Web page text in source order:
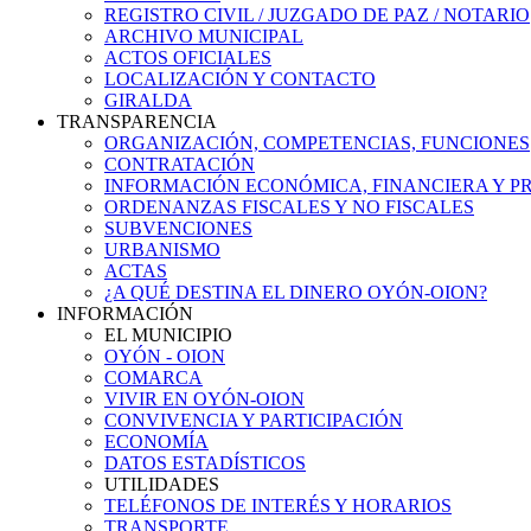
REGISTRO CIVIL / JUZGADO DE PAZ / NOTARIO
ARCHIVO MUNICIPAL
ACTOS OFICIALES
LOCALIZACIÓN Y CONTACTO
GIRALDA
TRANSPARENCIA
ORGANIZACIÓN, COMPETENCIAS, FUNCIONES
CONTRATACIÓN
INFORMACIÓN ECONÓMICA, FINANCIERA Y
ORDENANZAS FISCALES Y NO FISCALES
SUBVENCIONES
URBANISMO
ACTAS
¿A QUÉ DESTINA EL DINERO OYÓN-OION?
INFORMACIÓN
EL MUNICIPIO
OYÓN - OION
COMARCA
VIVIR EN OYÓN-OION
CONVIVENCIA Y PARTICIPACIÓN
ECONOMÍA
DATOS ESTADÍSTICOS
UTILIDADES
TELÉFONOS DE INTERÉS Y HORARIOS
TRANSPORTE